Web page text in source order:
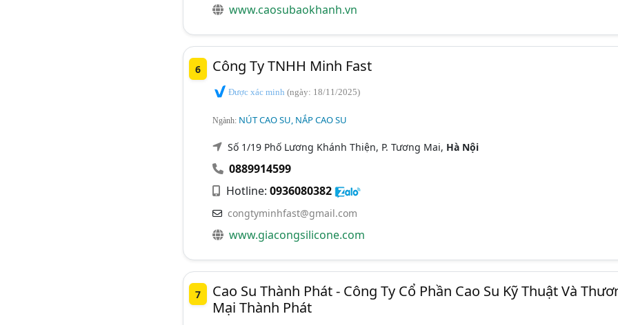
www.caosubaokhanh.vn
6 Công Ty TNHH Minh Fast
Được xác minh (ngày: 18/11/2025)
Ngành: NÚT CAO SU, NẮP CAO SU
Số 1/19 Phố Lương Khánh Thiện, P. Tương Mai, Hà Nội
0889914599
Hotline: 0936080382
congtyminhfast@gmail.com
www.giacongsilicone.com
7
Cao Su Thành Phát - Công Ty Cổ Phần Cao Su Kỹ Thuật Và
Mại Thành Phát